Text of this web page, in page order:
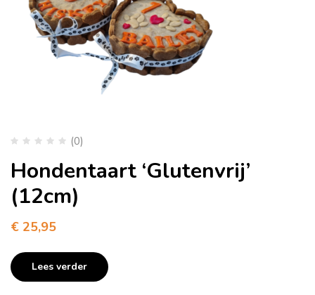
(0)
Hondentaart ‘Glutenvrij’
(12cm)
€ 25,95
Lees verder